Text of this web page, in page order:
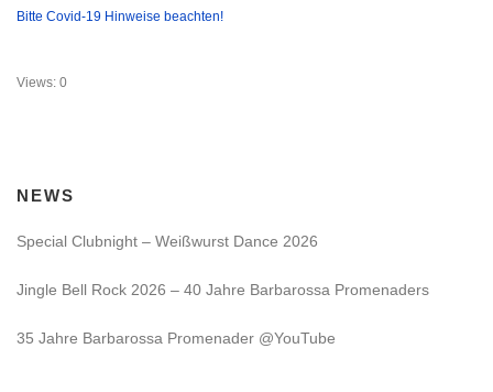
Bitte Covid-19 Hinweise beachten!
Views: 0
NEWS
Special Clubnight – Weißwurst Dance 2026
Jingle Bell Rock 2026 – 40 Jahre Barbarossa Promenaders
35 Jahre Barbarossa Promenader @YouTube